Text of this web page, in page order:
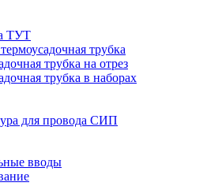
ТУТ
трубка
трубка на отрез
трубка в наборах
для провода СИП
вводы